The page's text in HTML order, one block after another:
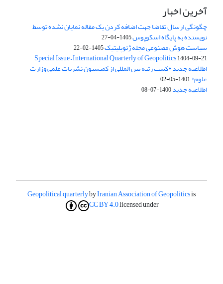
آخرین اخبار
چگونگی ارسال تقاضا جهت اضافه کردن یک مقاله نمایان نشده توسط
نویسنده به پایگاه اسکوپوس1405-04-27
سیاست هوش مصنوعی مجله ژئوپلیتیک1405-02-22
Special Issue – International Quarterly of Geopolitics1404-09-21
اطلاعیه جدید *کسب رتبه بین المللی از کمیسیون نشریات علمی وزارت
علوم*1401-05-02
اطلاعیه جدید1400-07-08
Geopolitical quarterlybyIranian Association of Geopoliticsis
licensed under
CC BY 4.0